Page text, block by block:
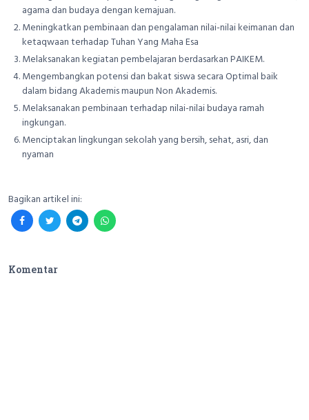
agama dan budaya dengan kemajuan.
Meningkatkan pembinaan dan pengalaman nilai-nilai keimanan dan
ketaqwaan terhadap Tuhan Yang Maha Esa
Melaksanakan kegiatan pembelajaran berdasarkan PAIKEM.
Mengembangkan potensi dan bakat siswa secara Optimal baik
dalam bidang Akademis maupun Non Akademis.
Melaksanakan pembinaan terhadap nilai-nilai budaya ramah
ingkungan.
Menciptakan lingkungan sekolah yang bersih, sehat, asri, dan
nyaman
Bagikan artikel ini:
Komentar